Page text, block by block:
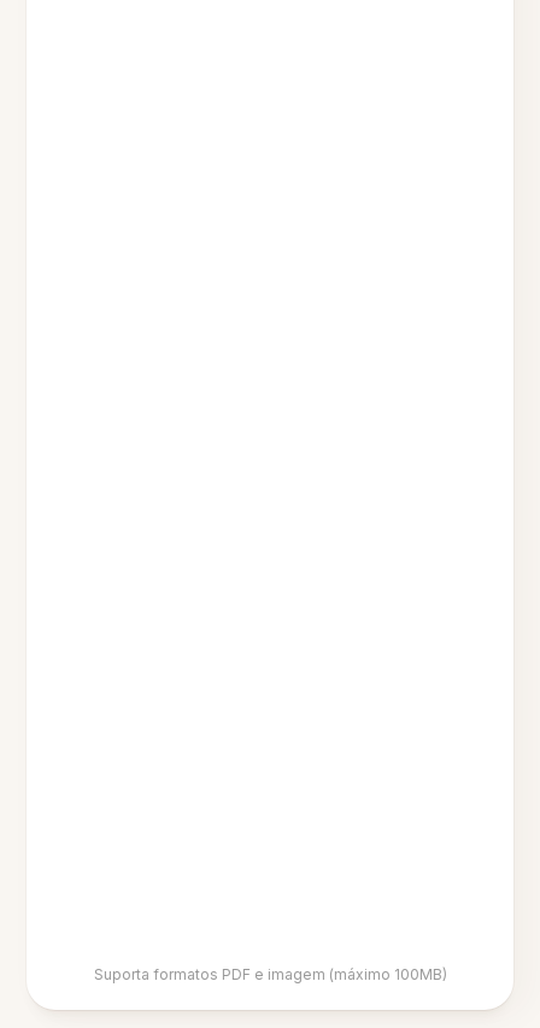
Suporta formatos PDF e imagem (máximo 100MB)